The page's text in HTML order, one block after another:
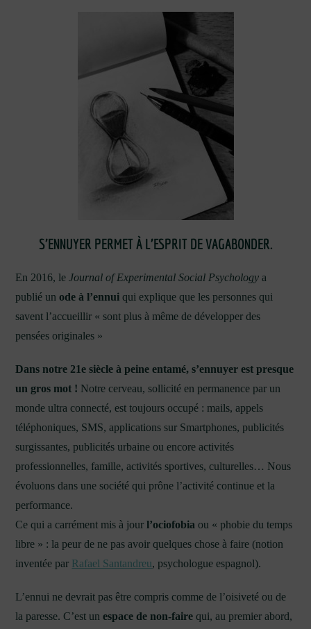
S’ENNUYER PERMET À L’ESPRIT DE VAGABONDER.
En 2016, leJournal of Experimental Social Psychology a
publié unode à l’ennui qui explique que les personnes qui
savent l’accueillir « sont plus à même de développer des
pensées originales »
Dans notre 21e siècle à peine entamé, s’ennuyer est presque
un gros mot ! Notre cerveau, sollicité en permanence par un
monde ultra connecté, est toujours occupé : mails, appels
téléphoniques, SMS, applications sur Smartphones, publicités
surgissantes, publicités urbaine ou encore activités
professionnelles, famille, activités sportives, culturelles… Nous
évoluons dans une société qui prône l’activité continue et la
performance.
Ce qui a carrément mis à jourl’ociofobia ou « phobie du temps
libre » : la peur de ne pas avoir quelques chose à faire (notion
inventée par Rafael Santandreu, psychologue espagnol).
L’ennui ne devrait pas être compris comme de l’oisiveté ou de
la paresse. C’est unespace de non-faire qui, au premier abord,